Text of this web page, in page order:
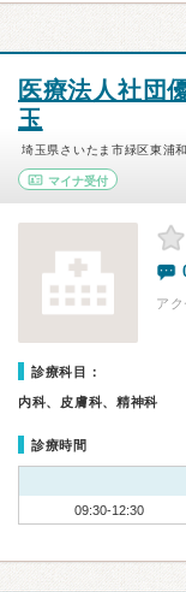
医療法人社団
玉
埼玉県さいたま市緑区東浦
マイナ受付
ア
診療科目：
内科、皮膚科、精神科
診療時間
09:30-12:30